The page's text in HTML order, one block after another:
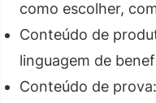
como escolher,
Conteúdo de
linguagem de
Conteúdo de